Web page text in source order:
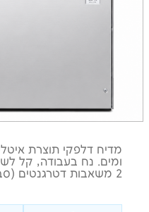
דלפקי תוצרת איטליה.
נח בעבודה, קל לשימוש,